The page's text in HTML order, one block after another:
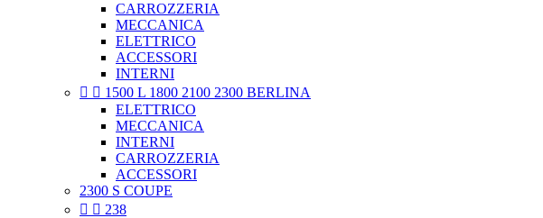
CARROZZERIA
MECCANICA
ELETTRICO
ACCESSORI
INTERNI
  1500 L 1800 2100 2300 BERLINA
ELETTRICO
MECCANICA
INTERNI
CARROZZERIA
ACCESSORI
2300 S COUPE
  238